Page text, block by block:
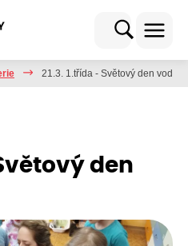
21.3. 1.třída - Světový den vody
den